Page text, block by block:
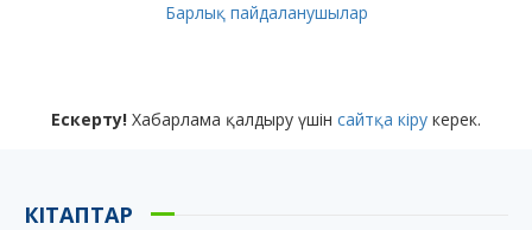
Барлық пайдаланушылар
Ескерту! Хабарлама қалдыру үшін сайтқа кіру керек.
КІТАПТАР